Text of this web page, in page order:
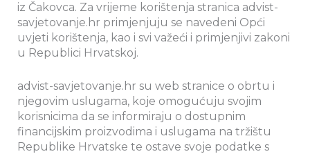
iz Čakovca. Za vrijeme korištenja stranica advist-
savjetovanje.hr primjenjuju se navedeni Opći
uvjeti korištenja, kao i svi važeći i primjenjivi zakoni
u Republici Hrvatskoj.
advist-savjetovanje.hr su web stranice o obrtu i
njegovim uslugama, koje omogućuju svojim
korisnicima da se informiraju o dostupnim
financijskim proizvodima i uslugama na tržištu
Republike Hrvatske te ostave svoje podatke s